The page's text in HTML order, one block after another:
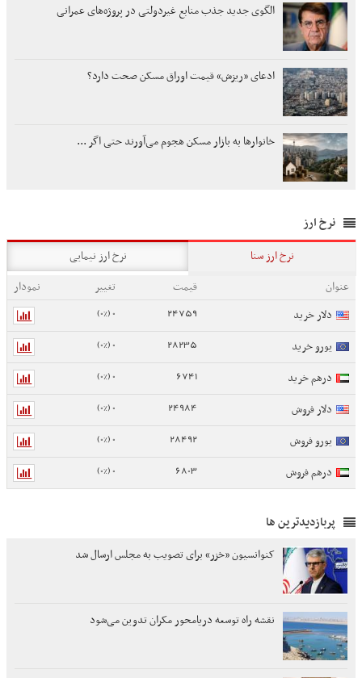
الگوی جدید جذب منابع غیردولتی در پروژه‌های عمرانی
ادعای «ریزش» قیمت اوراق مسکن صحت دارد؟
خانوارها به بازار مسکن هجوم می‌آورند حتی اگر ...
نرخ ارز
نرخ ارز سنا
نرخ ارز نیمایی
عنوان
قیمت تغییر
نمودار
دلار خرید
24759
0 (0%)
یورو خرید 28235
0 (0%)
درهم خرید 6741
0 (0%)
دلار فروش 24984
0 (0%)
یورو فروش 28492
0 (0%)
درهم فروش 6803
0 (0%)
پربازدیدترین ها
کنوانسیون «خزر» برای تصویب به مجلس ارسال شد
نقشه راه توسعه دریامحور مکران تدوین می‌شود